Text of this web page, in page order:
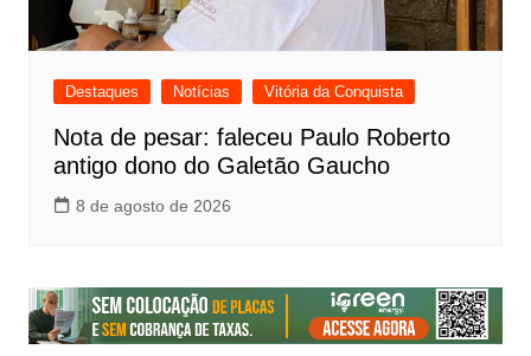
Destaques Notícias Vitória da Conquista
Nota de pesar: faleceu Paulo Roberto
antigo dono do Galetão Gaucho
8 de agosto de 2026